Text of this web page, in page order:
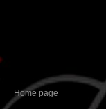
Home page